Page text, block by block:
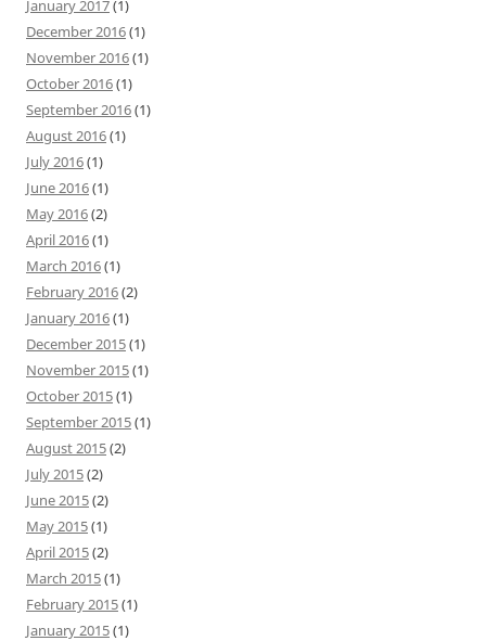
January 2017(1)
December 2016(1)
November 2016(1)
October 2016(1)
September 2016(1)
August 2016(1)
July 2016(1)
June 2016(1)
May 2016(2)
April 2016(1)
March 2016(1)
February 2016(2)
January 2016(1)
December 2015(1)
November 2015(1)
October 2015(1)
September 2015(1)
August 2015(2)
July 2015(2)
June 2015(2)
May 2015(1)
April 2015(2)
March 2015(1)
February 2015(1)
January 2015(1)